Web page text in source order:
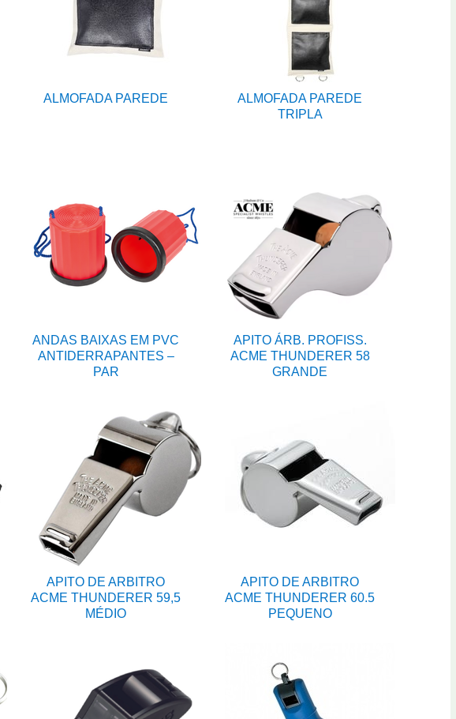
ALMOFADA PAREDE
ALMOFADA PAREDE
TRIPLA
ANDAS BAIXAS EM PVC
ANTIDERRAPANTES –
PAR
APITO ÁRB. PROFISS.
ACME THUNDERER 58
GRANDE
APITO DE ARBITRO
ACME THUNDERER 59,5
MÉDIO
APITO DE ARBITRO
ACME THUNDERER 60.5
PEQUENO